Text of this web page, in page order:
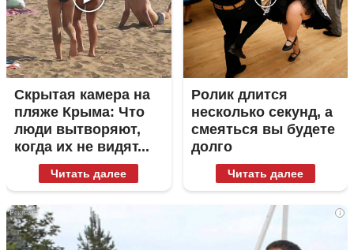
Скрытая камера на
пляже Крыма: Что
люди вытворяют,
когда их не видят...
Читать далее
Ролик длится
несколько секунд, а
смеяться вы будете
долго
Читать далее
i